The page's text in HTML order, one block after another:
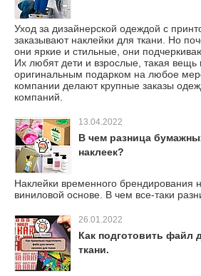
Уход за дизайнерской одеждой с
заказывают наклейки для ткани. Но
они яркие и стильные, они
Их любят дети и взрослые, такая вещь
оригинальным подарком на любое
компании делают крупные заказы
компаний.
13.04.2022
В чем разница
наклеек?
Наклейки временного брендирования
виниловой основе. В чем все-таки
26.01.2022
Как подготовить файл
ткани.